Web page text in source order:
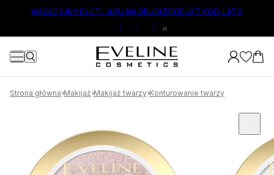
TREŚCI
WAKACYJNY DUET: -40% NA DRUGI PRODUKT KOD: LATO
:
: :
Strona główna Makijaż Makijaż twarzy Konturowanie twarzy